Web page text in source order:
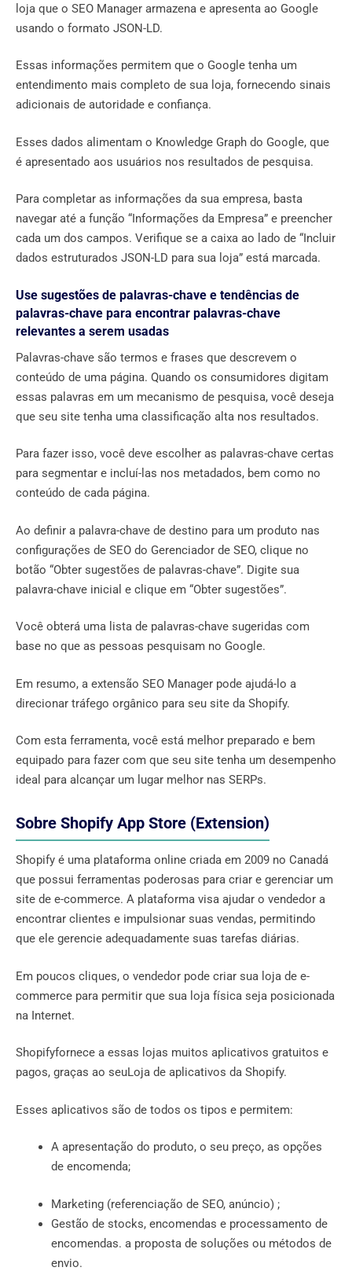
loja que o SEO Manager armazena e apresenta ao Google
usando o formato JSON-LD.
Essas informações permitem que o Google tenha um
entendimento mais completo de sua loja, fornecendo sinais
adicionais de autoridade e confiança.
Esses dados alimentam o Knowledge Graph do Google, que
é apresentado aos usuários nos resultados de pesquisa.
Para completar as informações da sua empresa, basta
navegar até a função “Informações da Empresa” e preencher
cada um dos campos. Verifique se a caixa ao lado de “Incluir
dados estruturados JSON-LD para sua loja” está marcada.
Use sugestões de palavras-chave e tendências de
palavras-chave para encontrar palavras-chave
relevantes a serem usadas
Palavras-chave são termos e frases que descrevem o
conteúdo de uma página. Quando os consumidores digitam
essas palavras em um mecanismo de pesquisa, você deseja
que seu site tenha uma classificação alta nos resultados.
Para fazer isso, você deve escolher as palavras-chave certas
para segmentar e incluí-las nos metadados, bem como no
conteúdo de cada página.
Ao definir a palavra-chave de destino para um produto nas
configurações de SEO do Gerenciador de SEO, clique no
botão “Obter sugestões de palavras-chave”. Digite sua
palavra-chave inicial e clique em “Obter sugestões”.
Você obterá uma lista de palavras-chave sugeridas com
base no que as pessoas pesquisam no Google.
Em resumo, a extensão SEO Manager pode ajudá-lo a
direcionar tráfego orgânico para seu site da Shopify.
Com esta ferramenta, você está melhor preparado e bem
equipado para fazer com que seu site tenha um desempenho
ideal para alcançar um lugar melhor nas SERPs.
Sobre Shopify App Store (Extension)
Shopify é uma plataforma online criada em 2009 no Canadá
que possui ferramentas poderosas para criar e gerenciar um
site de e-commerce. A plataforma visa ajudar o vendedor a
encontrar clientes e impulsionar suas vendas, permitindo
que ele gerencie adequadamente suas tarefas diárias.
Em poucos cliques, o vendedor pode criar sua loja de e-
commerce para permitir que sua loja física seja posicionada
na Internet.
Shopifyfornece a essas lojas muitos aplicativos gratuitos e
pagos, graças ao seuLoja de aplicativos da Shopify.
Esses aplicativos são de todos os tipos e permitem:
A apresentação do produto, o seu preço, as opções
de encomenda;
Marketing (referenciação de SEO, anúncio) ;
Gestão de stocks, encomendas e processamento de
encomendas. a proposta de soluções ou métodos de
envio.